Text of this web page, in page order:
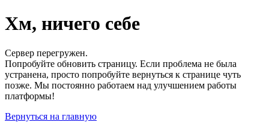
Хм, ничего себе
Сервер перегружен.
Попробуйте обновить страницу. Если проблема не была
устранена, просто попробуйте вернуться к странице чуть
позже. Мы постоянно работаем над улучшением работы
платформы!
Вернуться на главную